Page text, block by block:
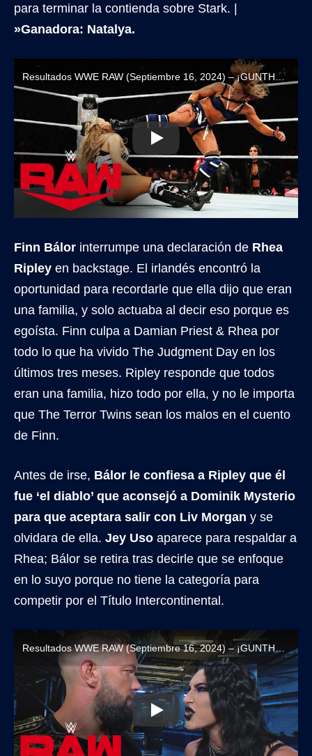
para terminar la contienda sobre Stark. |
»Ganadora: Natalya.
Resultados WWE RAW (Septiembre 16, 2024) – ¡GUNTHER VUELVE A RECHAZAR A SAMI ZAYN!
Finn Bálor interrumpe una declaración de Rhea
Ripley en backstage. El irlandés encontró la
oportunidad para recordarle que ella dijo que eran
una familia, y solo actuaba al decir eso porque es
egoísta. Finn culpa a Damian Priest & Rhea por
todo lo que ha vivido The Judgment Day en los
últimos tres meses. Ripley responde que todos
eran una familia, hizo todo por ella, y no le importa
que The Terror Twins sean los malos en el cuento
de Finn.
Antes de irse, Bálor le confiesa a Ripley que él
fue ‘el diablo’ que aconsejó a Dominik Mysterio
para que aceptara salir con Liv Morgan y se
olvidara de ella. Jey Uso aparece para respaldar a
Rhea; Bálor se retira tras decirle que se enfoque
en lo suyo porque no tiene la categoría para
competir por el Título Intercontinental.
Resultados WWE RAW (Septiembre 16, 2024) – ¡GUNTHER VUELVE A RECHAZAR A SAMI ZAYN!